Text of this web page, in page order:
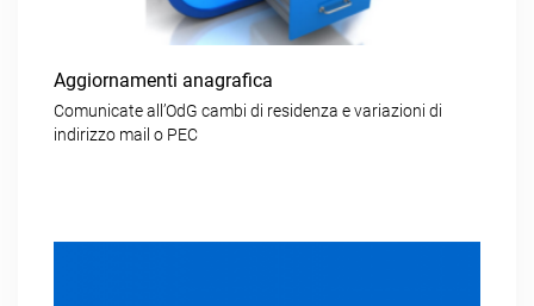
Aggiornamenti anagrafica
Comunicate all’OdG cambi di residenza e variazioni di
indirizzo mail o PEC